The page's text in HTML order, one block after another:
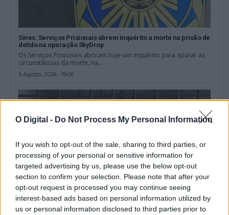
O Digital - Do Not Process My Personal Information
If you wish to opt-out of the sale, sharing to third parties, or
processing of your personal or sensitive information for
targeted advertising by us, please use the below opt-out
section to confirm your selection. Please note that after your
opt-out request is processed you may continue seeing
interest-based ads based on personal information utilized by
us or personal information disclosed to third parties prior to
Sines: Serviços Prisionais abrem inquérito a morte na prisão de
detido na operação SkyDrop
Os Serviços Prisionais abriram hoje um inquérito para apurar as
circunstâncias da morte, na...
5 Agosto, 2026 - 19:06